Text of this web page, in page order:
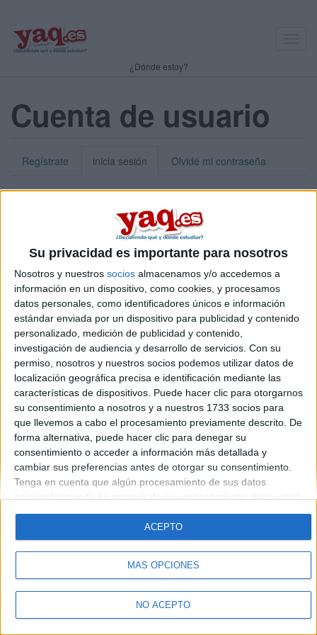
Su privacidad es importante para nosotros
Nosotros y nuestros socios almacenamos y/o accedemos a
información en un dispositivo, como cookies, y procesamos
datos personales, como identificadores únicos e información
estándar enviada por un dispositivo para publicidad y contenido
personalizado, medición de publicidad y contenido,
investigación de audiencia y desarrollo de servicios. Con su
permiso, nosotros y nuestros socios podemos utilizar datos de
localización geográfica precisa e identificación mediante las
características de dispositivos. Puede hacer clic para otorgarnos
su consentimiento a nosotros y a nuestros 1733 socios para
que llevemos a cabo el procesamiento previamente descrito. De
forma alternativa, puede hacer clic para denegar su
consentimiento o acceder a información más detallada y
cambiar sus preferencias antes de otorgar su consentimiento.
Tenga en cuenta que algún procesamiento de sus datos
personales puede no requerir de su consentimiento, pero usted
tiene el derecho de rechazar tal procesamiento. Sus
preferencias se aplicarán solo a este sitio web. Puede cambiar
sus preferencias o retirar su consentimiento en cualquier
momento volviendo a este sitio y haciendo clic en el botón
"Privacidad" en la parte inferior de la página web.
MÁS OPCIONES
NO ACEPTO
ACEPTO
¿Dónde estoy?
Cuenta de usuario
Regístrate inicia sesión Olvidé mi contraseña
Puedes iniciar sesión introduciendo tu nombre de usuario o tu
dirección de correo electrónico.
Contraseña:*
Introduce la contraseña que acompaña a tu nombre de usuario
Quiénes somos|Contactar |Anúnciate
Aviso legal|Politica de privacidad|Condiciones generales
de cookies
© 2003-2026Compás Mediterráneo S.L.- Diego de León 47 - 28006
Madrid [ESPAÑA] - Tel. +34 91 593 2767